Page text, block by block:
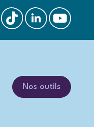
Nos outils